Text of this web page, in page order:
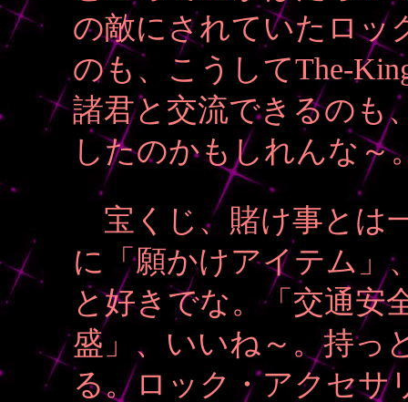
の敵にされていたロッ
のも、こうしてThe-
諸君と交流できるのも
したのかもしれんな～
宝くじ、賭け事とは
に「願かけアイテム」
と好きでな。「交通安
盛」、いいね～。持っ
る。ロック・アクセサ